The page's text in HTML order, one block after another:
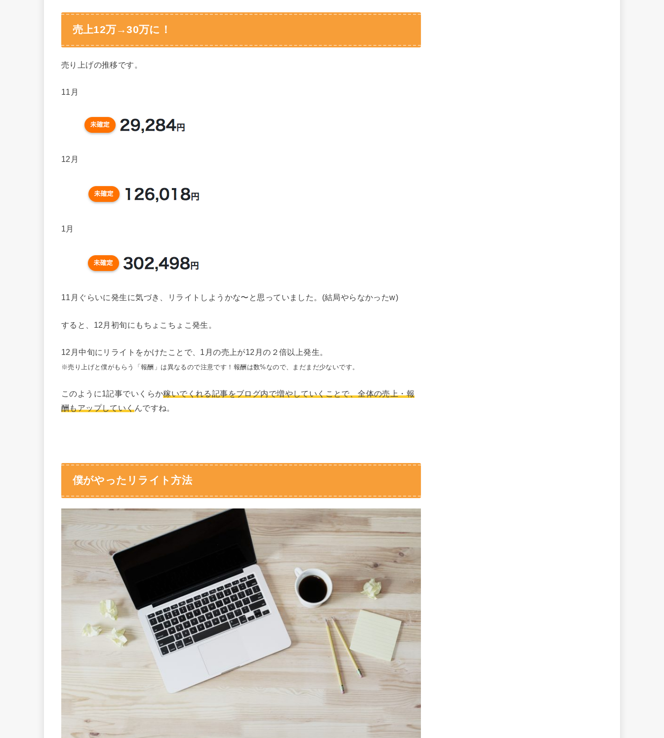
売上12万→30万に！
売り上げの推移です。
11月
12月
1月
11月ぐらいに発生に気づき、リライトしようかな〜と思っていました。(結局やらなかったw)
すると、12月初旬にもちょこちょこ発生。
12月中旬にリライトをかけたことで、1月の売上が12月の２倍以上発生。
※売り上げと僕がもらう「報酬」は異なるので注意です！報酬は数%なので、まだまだ少ないです。
このように1記事でいくらか稼いでくれる記事をブログ内で増やしていくことで、全体の売上・報
酬もアップしていくんですね。
僕がやったリライト方法